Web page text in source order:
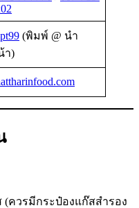
(พิมพ์ @ นำ
า)
ควรมีกระป๋องแก๊สสำรอง